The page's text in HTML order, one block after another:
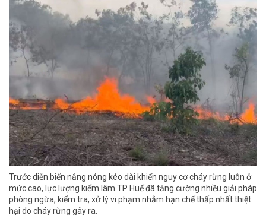
Trước diễn biến nắng nóng kéo dài khiến nguy cơ cháy rừng luôn ở
mức cao, lực lượng kiểm lâm TP Huế đã tăng cường nhiều giải pháp
phòng ngừa, kiểm tra, xử lý vi phạm nhằm hạn chế thấp nhất thiệt
hại do cháy rừng gây ra.